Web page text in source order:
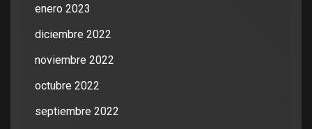
enero 2023
diciembre 2022
noviembre 2022
octubre 2022
septiembre 2022